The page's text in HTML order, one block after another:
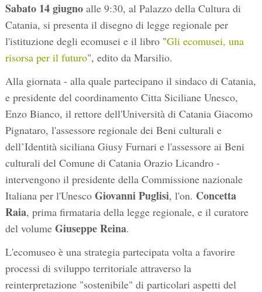
Sabato 14 giugnoalle 9:30, al Palazzo della Cultura di
Catania, si presenta il disegno di legge regionale per
l'istituzione degli ecomusei e il libro "Gli ecomusei, una
risorsa per il futuro", edito da Marsilio.
Alla giornata - alla quale partecipano il sindaco di Catania,
e presidente del coordinamento Citta Siciliane Unesco,
Enzo Bianco, il rettore dell'Università di Catania Giacomo
Pignataro, l'assessore regionale dei Beni culturali e
dell’Identità siciliana Giusy Furnari e l'assessore ai Beni
culturali del Comune di Catania Orazio Licandro -
intervengono il presidente della Commissione nazionale
Italiana per l'Unesco Giovanni Puglisi, l'on. Concetta
Raia, prima firmataria della legge regionale, e il curatore
del volume Giuseppe Reina.
L'ecomuseo è una strategia partecipata volta a favorire
processi di sviluppo territoriale attraverso la
reinterpretazione "sostenibile" di particolari aspetti del